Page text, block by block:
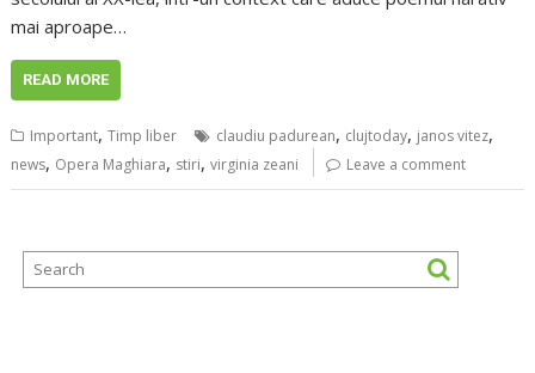
mai aproape…
READ MORE
Important,Timp liber claudiu padurean, clujtoday, janos vitez,
news, Opera Maghiara, stiri,virginia zeani Leave a comment